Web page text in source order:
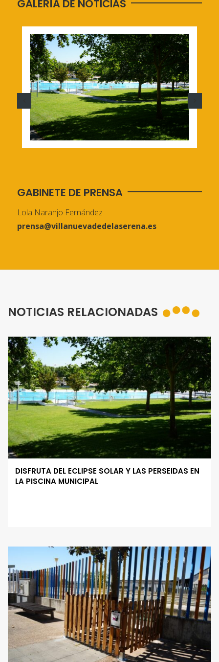
GALERÍA DE NOTICIAS
GABINETE DE PRENSA
Lola Naranjo Fernández
prensa@villanuevadedelaserena.es
NOTICIAS RELACIONADAS
DISFRUTA DEL ECLIPSE SOLAR Y LAS PERSEIDAS EN
LA PISCINA MUNICIPAL